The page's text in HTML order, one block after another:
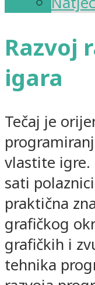
Razvoj
igara
Tečaj je
vlastite igre.
sati
praktična
grafičkog
grafičkih i
tehnika